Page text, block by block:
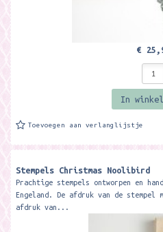
€
In
Toevoegen aan verlanglijstje
Stempels Christmas Noolibird
Prachtige stempels ontworpen en
Engeland. De afdruk van de
afdruk van...